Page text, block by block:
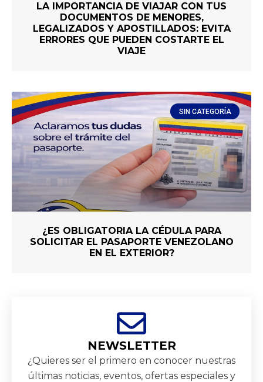
LA IMPORTANCIA DE VIAJAR CON TUS
DOCUMENTOS DE MENORES,
LEGALIZADOS Y APOSTILLADOS: EVITA
ERRORES QUE PUEDEN COSTARTE EL
VIAJE
SIN CATEGORÍA
¿ES OBLIGATORIA LA CÉDULA PARA
SOLICITAR EL PASAPORTE VENEZOLANO
EN EL EXTERIOR?
NEWSLETTER
¿Quieres ser el primero en conocer nuestras
últimas noticias, eventos, ofertas especiales y